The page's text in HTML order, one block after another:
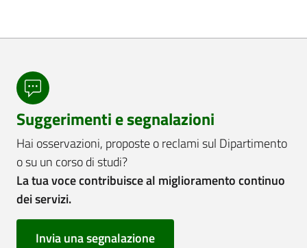
Suggerimenti e segnalazioni
Hai osservazioni, proposte o reclami sul Dipartimento
o su un corso di studi?
La tua voce contribuisce al miglioramento continuo
dei servizi.
Invia una segnalazione